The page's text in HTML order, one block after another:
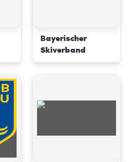
Bayerischer
Skiverband